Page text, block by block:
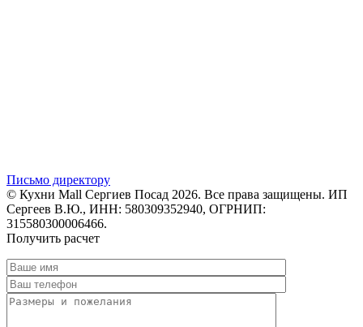
Письмо директору
© Кухни Mall Сергиев Посад 2026. Все права защищены. ИП
Сергеев В.Ю., ИНН: 580309352940, ОГРНИП:
315580300006466.
Получить расчет